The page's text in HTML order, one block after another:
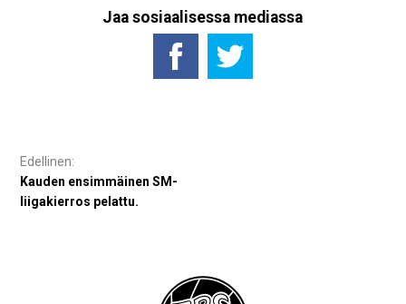
Jaa sosiaalisessa mediassa
Artikkelien
selaus
Kauden ensimmäinen SM-
liigakierros pelattu.